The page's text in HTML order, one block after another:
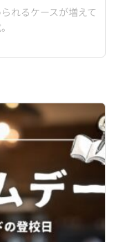
れるケースが増えて